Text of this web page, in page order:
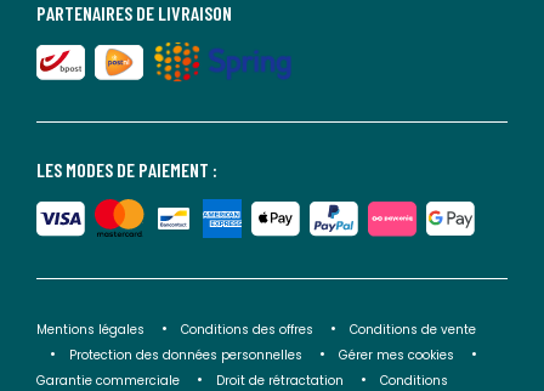
LES MODES DE PAIEMENT :
PARTENAIRES DE LIVRAISON
Mentions légales Conditions des offres
Conditions de vente
Protection des données personnelles
Gérer mes cookies
Garantie commerciale
Droit de rétractation Conditions